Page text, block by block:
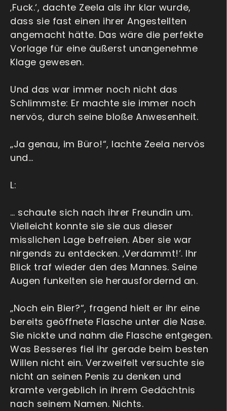
‚Fuck.‘, dachte Zeela als ihr klar wurde,
dass sie fast einen ihrer Angestellten
angemacht hätte. Das wäre die perfekte
Vorlage für eine äußerst unangenehme
Klage gewesen.
Und das war immer noch nicht das
Schlimmste: Er machte sie immer noch
nervös, durch seine bloße Anwesenheit.
„Ja genau, im Büro!“, lachte Zeela nervös
und…
L:
… schaute sich nach ihrer Freundin um.
Vielleicht konnte sie sie aus dieser
misslichen Lage befreien. Aber sie war
nirgends zu entdecken. ‚Verdammt!‘. Ihr
Blick traf wieder den des Mannes. Seine
Augen funkelten sie herausfordernd an.
„Noch ein Bier?“, fragend hielt er ihr eine
bereits geöffnete Flasche unter die Nase.
Sie nickte und nahm die Flasche entgegen.
Was Besseres fiel ihr gerade beim besten
Willen nicht ein. Verzweifelt versuchte sie
nicht an seinen Penis zu denken und
kramte vergeblich in ihrem Gedächtnis
nach seinem Namen. Nichts.